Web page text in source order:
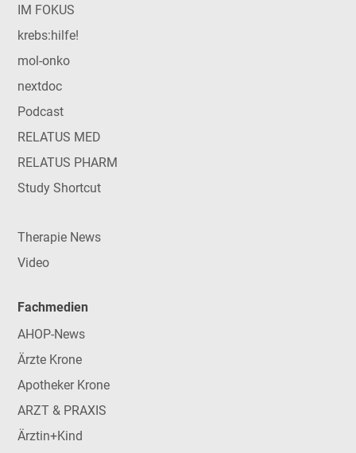
IM FOKUS
krebs:hilfe!
mol-onko
nextdoc
Podcast
RELATUS MED
RELATUS PHARM
Study Shortcut
Therapie News
Video
Fachmedien
AHOP-News
Ärzte Krone
Apotheker Krone
ARZT & PRAXIS
Ärztin+Kind